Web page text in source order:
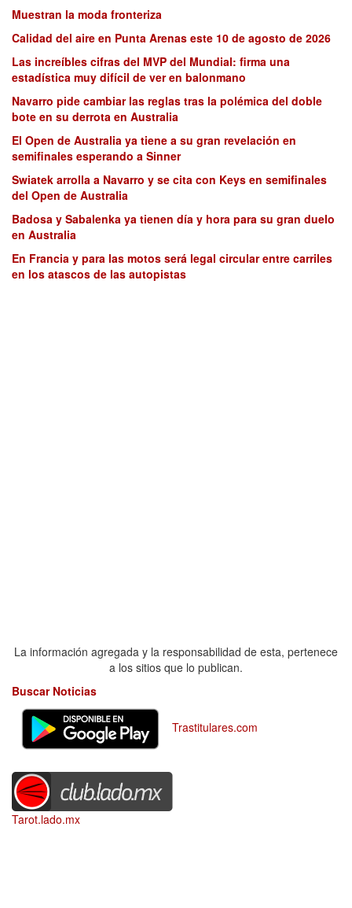
Muestran la moda fronteriza
Calidad del aire en Punta Arenas este 10 de agosto de 2026
Las increíbles cifras del MVP del Mundial: firma una
estadística muy difícil de ver en balonmano
Navarro pide cambiar las reglas tras la polémica del doble
bote en su derrota en Australia
El Open de Australia ya tiene a su gran revelación en
semifinales esperando a Sinner
Swiatek arrolla a Navarro y se cita con Keys en semifinales
del Open de Australia
Badosa y Sabalenka ya tienen día y hora para su gran duelo
en Australia
En Francia y para las motos será legal circular entre carriles
en los atascos de las autopistas
La información agregada y la responsabilidad de esta, pertenece
a los sitios que lo publican.
Buscar Noticias
Trastitulares.com
Tarot.lado.mx